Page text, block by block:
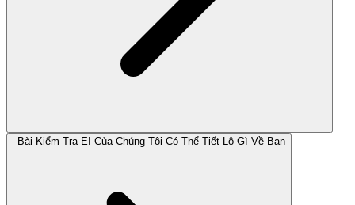
Bài Kiểm Tra EI Của Chúng Tôi Có Thể Tiết Lộ Gì Về Bạn